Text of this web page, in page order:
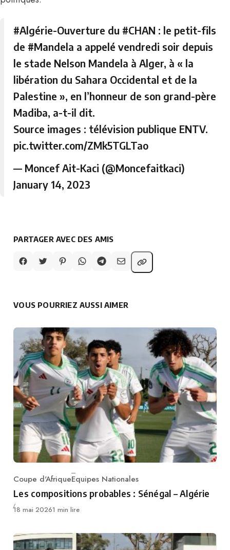
#Algérie-Ouverture du #CHAN : le petit-fils
de #Mandela a appelé vendredi soir depuis
le stade Nelson Mandela à Alger, à « la
libération du Sahara Occidental et de la
Palestine », en l’honneur de son grand-père
Madiba, a-t-il dit.
Source images : télévision publique ENTV.
pic.twitter.com/ZMk5TGLTao
— Moncef Ait-Kaci (@Moncefaitkaci)
January 14, 2023
PARTAGER AVEC DES AMIS
VOUS POURRIEZ AUSSI AIMER
Category
Coupe d'AfriqueEquipes Nationales
Les compositions probables : Sénégal – Algérie
Publié
18 mai 20261 min lire